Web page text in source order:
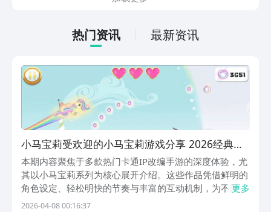
接就可以下载。游戏的上手门槛还是比较
打发无聊的时间，可玩性真的比较高。
热门资讯 最新资讯
小马宝莉受欢迎的小马宝莉游戏分享 2026经典的
小马宝莉游戏下载
本期内容聚焦于多款热门卡通IP改编手游的深度体验，尤
其以小马宝莉系列为核心展开介绍。这些作品凭借鲜明的
角色设定、轻松明快的节奏与丰富的互动机制，为不同年
龄层玩家提供了兼具趣味性与沉浸感的游戏选择。如需获
更多
2026-04-08 00:16:37